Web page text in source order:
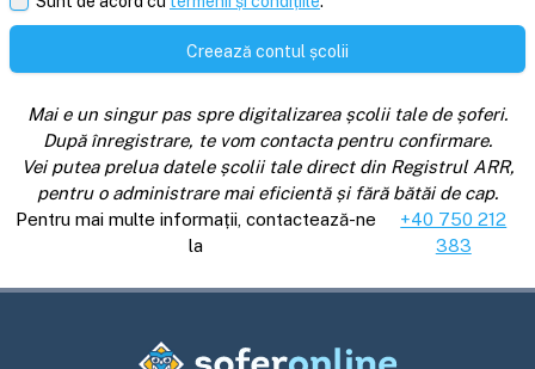
Creează contul școlii
Mai e un singur pas spre digitalizarea școlii tale de șoferi.
După înregistrare, te vom contacta pentru confirmare.
Vei putea prelua datele școlii tale direct din Registrul ARR,
pentru o administrare mai eficientă și fără bătăi de cap.
Pentru mai multe informații, contactează-ne
la
+40 750 212
383